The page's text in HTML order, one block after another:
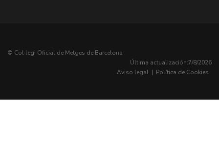
© Col·legi Oficial de Metges de Barcelona
Última actualización:7/8/2026
Aviso legal | Política de Cookies